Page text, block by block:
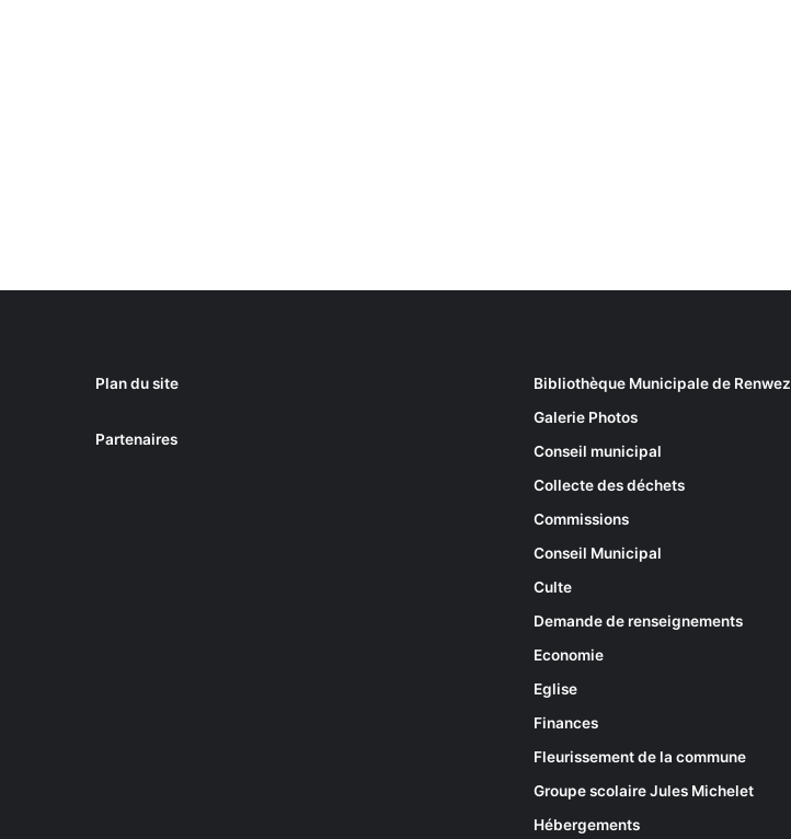
Plan du site
Partenaires
Bibliothèque Municipale de Renwez
Galerie Photos
Conseil municipal
Collecte des déchets
Commissions
Conseil Municipal
Culte
Demande de renseignements
Economie
Eglise
Finances
Fleurissement de la commune
Groupe scolaire Jules Michelet
Hébergements